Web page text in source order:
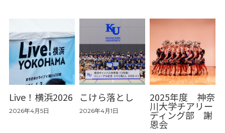
ご挨拶
Live！横浜2026
2026年4月5日
こけら落とし
2026年4月1日
2025年度 神奈
川大学チアリー
ディング部 謝
恩会